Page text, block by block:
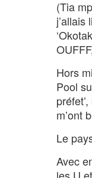
(Tia
j’allais
Hors
Pool
m’ont
Le
Avec
les U